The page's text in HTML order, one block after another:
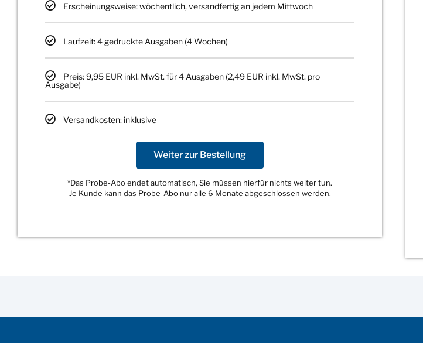
Erscheinungsweise: wöchentlich, versandfertig an jedem Mittwoch
Laufzeit: 4 gedruckte Ausgaben (4 Wochen)
Preis: 9,95 EUR inkl. MwSt. für 4 Ausgaben (2,49 EUR inkl. MwSt. pro
Ausgabe)
Versandkosten: inklusive
Weiter zur Bestellung
*Das Probe-Abo endet automatisch, Sie müssen hierfür nichts weiter tun.
Je Kunde kann das Probe-Abo nur alle 6 Monate abgeschlossen werden.